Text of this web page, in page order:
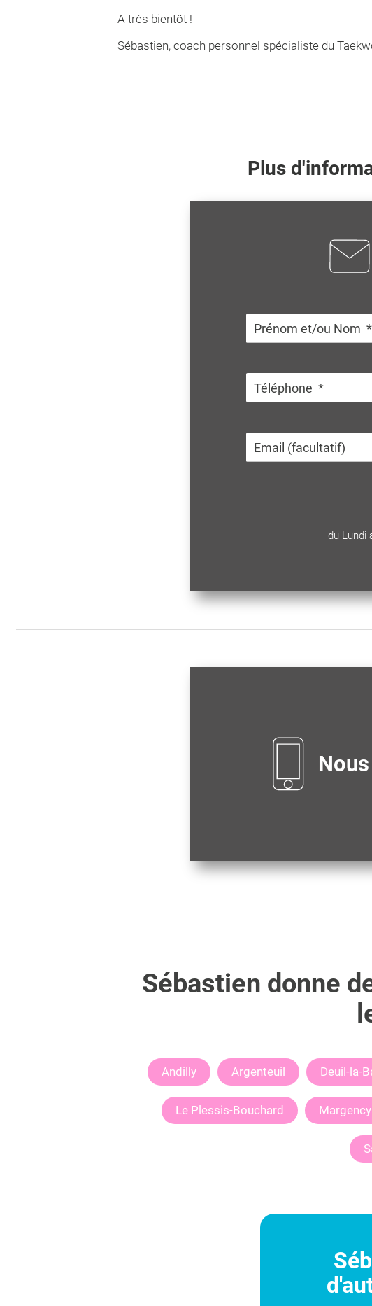
A très bientôt !
Sébastien, coach personnel spécialiste du
Plus
du Lundi
Sébastien donne
Andilly Argenteuil Deuil-la-
Le Plessis-Bouchard Margency